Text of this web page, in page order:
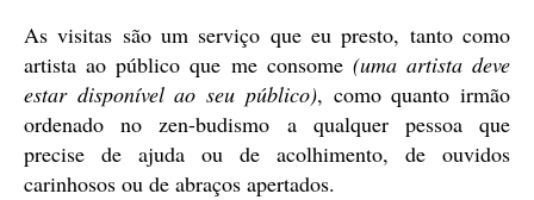
As visitas são um serviço que eu presto, tanto como
artista ao público que me consome (uma artista deve
estar disponível ao seu público), como quanto irmão
ordenado no zen-budismo a qualquer pessoa que
precise de ajuda ou de acolhimento, de ouvidos
carinhosos ou de abraços apertados.